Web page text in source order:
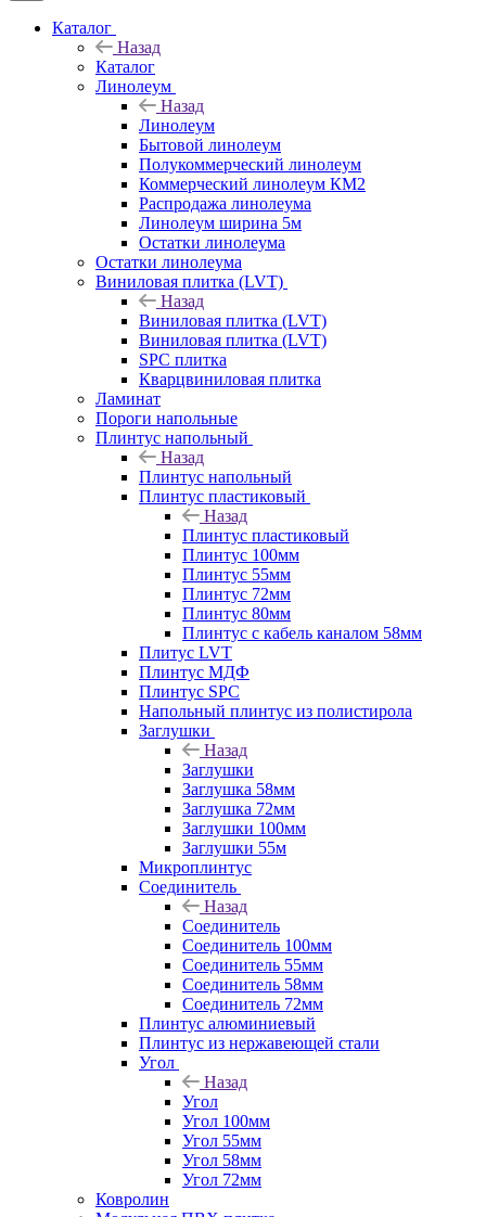
Каталог
Назад
Каталог
Линолеум
Назад
Линолеум
Бытовой линолеум
Полукоммерческий линолеум
Коммерческий линолеум КМ2
Распродажа линолеума
Линолеум ширина 5м
Остатки линолеума
Остатки линолеума
Виниловая плитка (LVT)
Назад
Виниловая плитка (LVT)
Виниловая плитка (LVT)
SPC плитка
Кварцвиниловая плитка
Ламинат
Пороги напольные
Плинтус напольный
Назад
Плинтус напольный
Плинтус пластиковый
Назад
Плинтус пластиковый
Плинтус 100мм
Плинтус 55мм
Плинтус 72мм
Плинтус 80мм
Плинтус с кабель каналом 58мм
Плитус LVT
Плинтус МДФ
Плинтус SPC
Напольный плинтус из полистирола
Заглушки
Назад
Заглушки
Заглушка 58мм
Заглушка 72мм
Заглушки 100мм
Заглушки 55м
Микроплинтус
Соединитель
Назад
Соединитель
Соединитель 100мм
Соединитель 55мм
Соединитель 58мм
Соединитель 72мм
Плинтус алюминиевый
Плинтус из нержавеющей стали
Угол
Назад
Угол
Угол 100мм
Угол 55мм
Угол 58мм
Угол 72мм
Ковролин